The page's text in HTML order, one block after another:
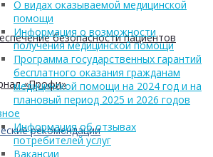
безопасности пациентов
«Профи»
рекомендации
О видах оказываемой медицинской
помощи
Информация о возможности
получения медицинской помощи
Программа государственных гарантий
бесплатного оказания гражданам
медицинской помощи на 2024 год и на
плановый период 2025 и 2026 годов
Информация об отзывах
потребителей услуг
Вакансии